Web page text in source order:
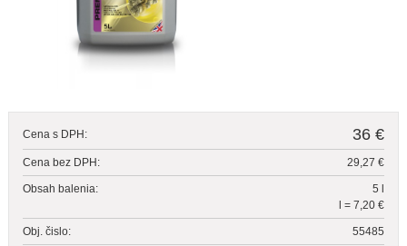
Cena s DPH: 36 €
Cena bez DPH: 29,27 €
Obsah balenia:
5 l
l = 7,20 €
Obj. čislo: 55485